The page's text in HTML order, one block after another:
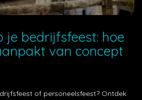
je bedrijfsfeest: hoe
van concept
of personeelsfeest? Ontdek